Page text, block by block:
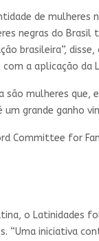
de
negras do
brasileira”,
a aplicação da
são mulheres
grande ganho
Committee for
o Latinidades
“Uma iniciativa